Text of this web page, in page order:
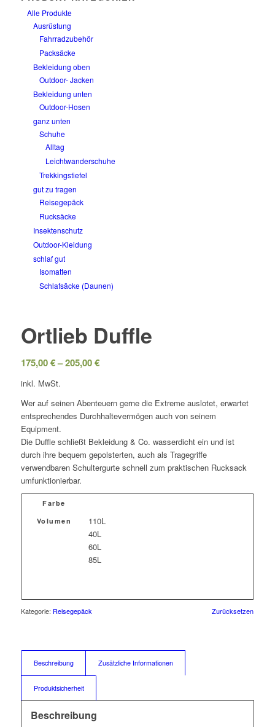
Alle Produkte
Ausrüstung
Fahrradzubehör
Packsäcke
Bekleidung oben
Outdoor- Jacken
Bekleidung unten
Outdoor-Hosen
ganz unten
Schuhe
Alltag
Leichtwanderschuhe
Trekkingstiefel
gut zu tragen
Reisegepäck
Rucksäcke
Insektenschutz
Outdoor-Kleidung
schlaf gut
Isomatten
Schlafsäcke (Daunen)
Ortlieb Duffle
175,00€–205,00€
inkl. MwSt.
Wer auf seinen Abenteuern gerne die Extreme auslotet, erwartet
entsprechendes Durchhaltevermögen auch von seinem
Equipment.
Die Duffle schließt Bekleidung & Co. wasserdicht ein und ist
durch ihre bequem gepolsterten, auch als Tragegriffe
verwendbaren Schultergurte schnell zum praktischen Rucksack
umfunktionierbar.
Farbe
Volumen
110L
40L
60L
85L
Zurücksetzen
Kategorie: Reisegepäck
Beschreibung Zusätzliche Informationen
Produktsicherheit
Beschreibung